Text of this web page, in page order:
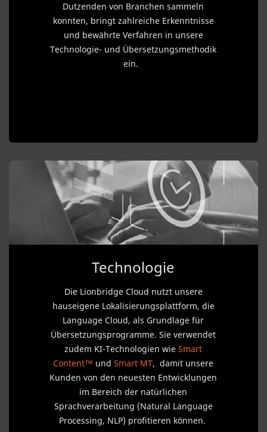
Dutzenden von Branchen sammeln
konnten, bringt zahlreiche Erkenntnisse
und bewährte Verfahren in unsere
Technologie- und Übersetzungsmethodik
ein.
Technologie
Die Lionbridge Cloud nutzt unsere
hauseigene Lokalisierungsplattform, die
Language Cloud, als Grundlage für
Übersetzungsprogramme. Sie verwendet
zudem KI-Technologien wieSmart
Content™ undSmart MT, damit unsere
Kunden von den neuesten Entwicklungen
im Bereich der natürlichen
Sprachverarbeitung (Natural Language
Processing, NLP) profitieren können.